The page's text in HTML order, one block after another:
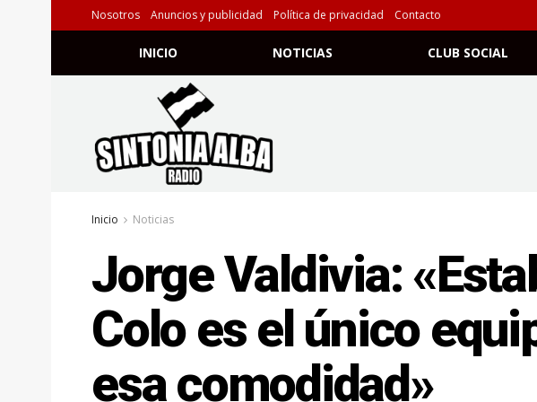
Nosotros Anuncios y publicidad Política de privacidad Contacto
INICIO NOTICIAS CLUB SOCIAL
Inicio Noticias
Jorge Valdivia:
Colo es el único
esa comodidad»